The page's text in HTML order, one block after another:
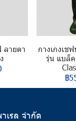
ลายตา
กางเกงเช
รุ่น แบล็
฿
เรล จำกัด